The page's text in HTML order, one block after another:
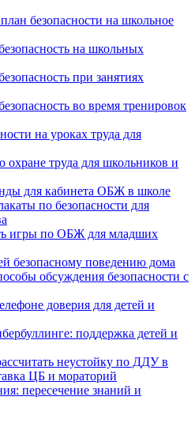
безопасности на школьное
на школьных
при занятиях
во время тренировок
на уроках труда для
охране труда для школьников и
для кабинета ОБЖ в школе
по безопасности для
игры по ОБЖ для младших
безопасному поведению дома
обсуждения безопасности с
доверия для детей и
поддержка детей и
неустойку по ДДУ в
ЦБ и мораторий
пересечение знаний и